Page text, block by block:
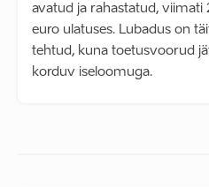
avatud ja rahastatud,
euro ulatuses. Lubadus on
tehtud, kuna toetusvoorud
korduv iseloomuga.